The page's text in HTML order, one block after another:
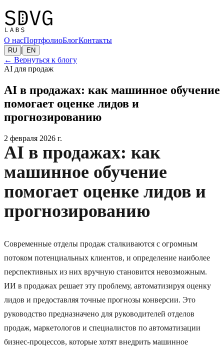
О насПортфолиоБлогКонтакты
RU | EN
← Вернуться к блогу
AI для продаж
AI в продажах: как машинное обучение
помогает оценке лидов и
прогнозированию
2 февраля 2026 г.
AI в продажах: как
машинное обучение
помогает оценке лидов и
прогнозированию
Современные отделы продаж сталкиваются с огромным
потоком потенциальных клиентов, и определение наиболее
перспективных из них вручную становится невозможным.
ИИ в продажах решает эту проблему, автоматизируя оценку
лидов и предоставляя точные прогнозы конверсии. Это
руководство предназначено для руководителей отделов
продаж, маркетологов и специалистов по автоматизации
бизнес-процессов, которые хотят внедрить машинное